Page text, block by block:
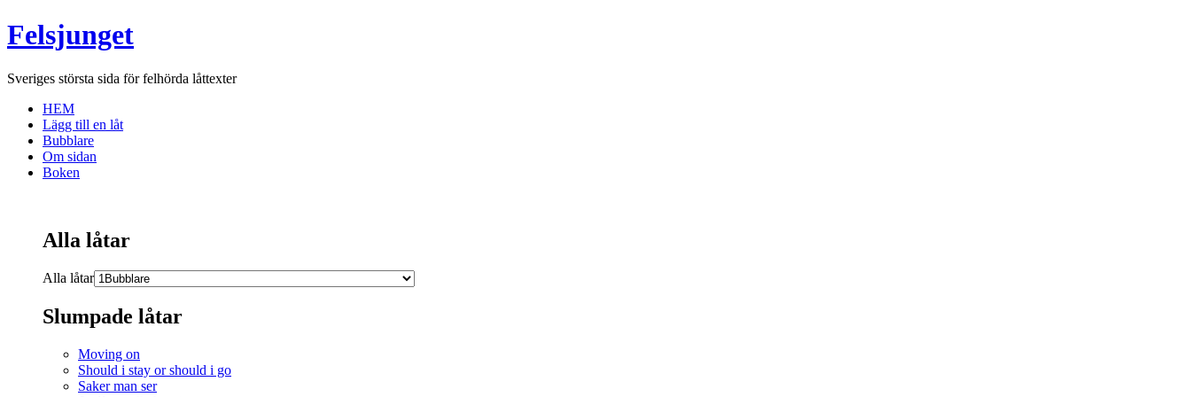
Felsjunget
Sveriges största sida för felhörda låttexter
HEM
Lägg till en låt
Bubblare
Om sidan
Boken
Alla låtar
Alla låtar
Slumpade låtar
Moving on
Should i stay or should i go
Saker man ser